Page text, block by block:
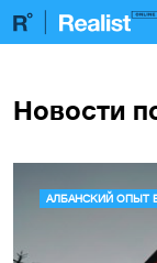
Новости
АЛБАНСКИЙ ОПЫТ